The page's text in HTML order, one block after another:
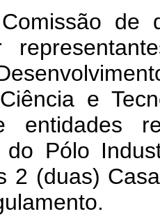
de
e
entidades
do Pólo
2 (duas)